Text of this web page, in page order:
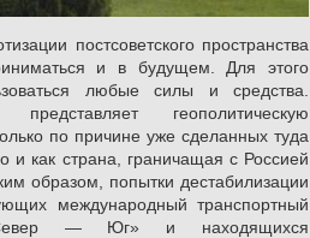
постсоветского пространства
и в будущем. Для этого
любые силы и средства.
представляет геополитическую
по причине уже сделанных туда
и как страна, граничащая с Россией
образом, попытки дестабилизации
международный транспортный
— Юг» и находящихся